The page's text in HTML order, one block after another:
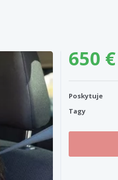
650 €
Poskytuje
Tagy